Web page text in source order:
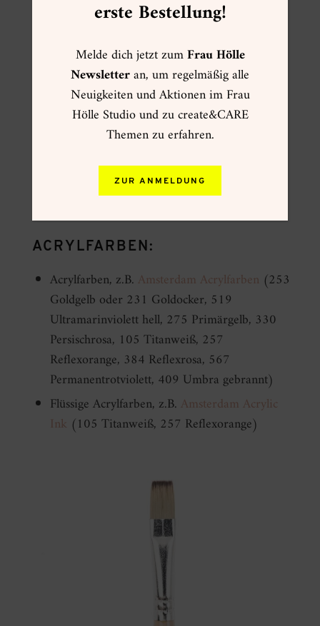
ACRYLFARBEN:
Acrylfarben, z.B. Amsterdam Acrylfarben (253
Goldgelb oder 231 Goldocker, 519
Ultramarinviolett hell, 275 Primärgelb, 330
Persischrosa, 105 Titanweiß, 257
Reflexorange, 384 Reflexrosa, 567
Permanentrotviolett, 409 Umbra gebrannt)
Flüssige Acrylfarben, z.B. Amsterdam Acrylic
Ink (105 Titanweiß, 257 Reflexorange)
erste Bestellung!
Melde dich jetzt zumFrau Hölle
Newsletteran, um regelmäßig alle
Neuigkeiten und Aktionen im Frau
Hölle Studio und zu create&CARE
Themen zu erfahren.
ZUR ANMELDUNG